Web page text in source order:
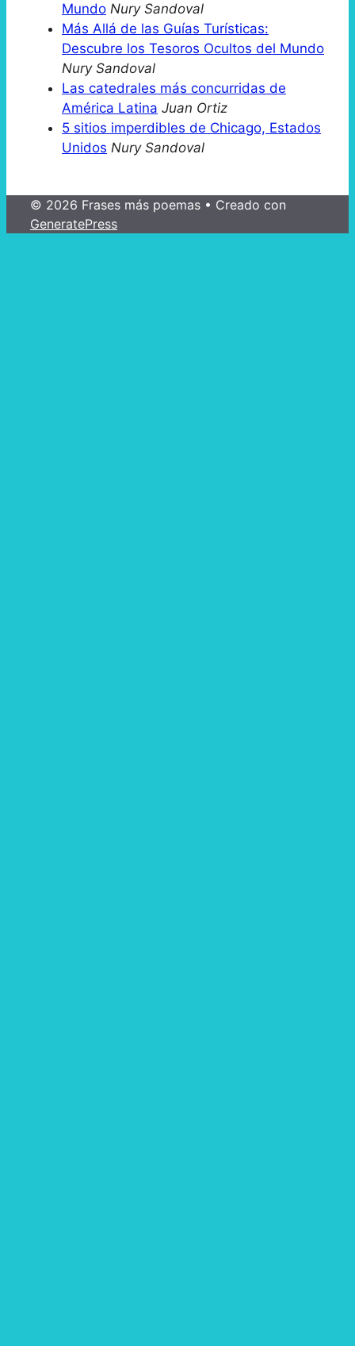
Mundo Nury Sandoval
Más Allá de las Guías Turísticas:
Descubre los Tesoros Ocultos del Mundo
Nury Sandoval
Las catedrales más concurridas de
América Latina Juan Ortiz
5 sitios imperdibles de Chicago, Estados
Unidos Nury Sandoval
© 2026 Frases más poemas • Creado con
GeneratePress